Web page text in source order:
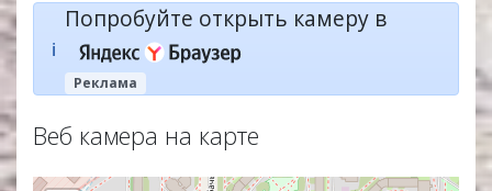
ℹ️
Попробуйте открыть камеру в
Реклама
Веб камера на карте